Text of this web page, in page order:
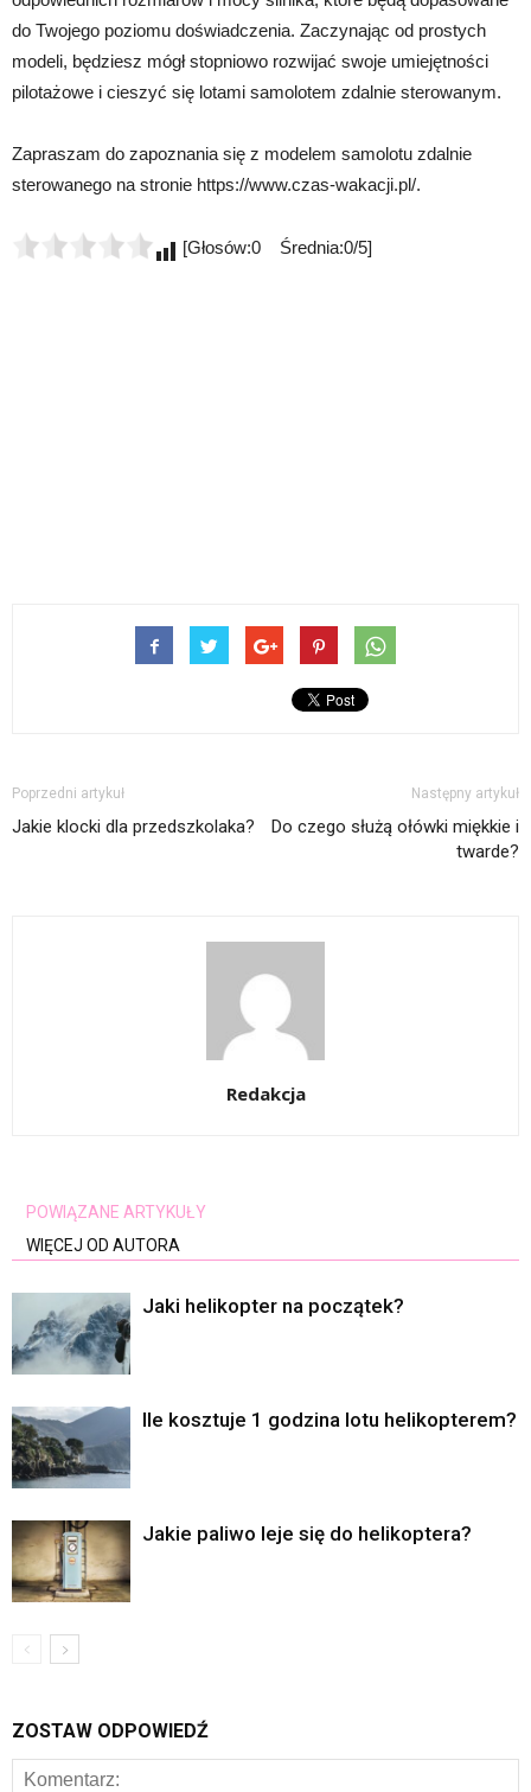
do Twojego poziomu doświadczenia. Zaczynając od prostych
modeli, będziesz mógł stopniowo rozwijać swoje umiejętności
pilotażowe i cieszyć się lotami samolotem zdalnie sterowanym.
Zapraszam do zapoznania się z modelem samolotu zdalnie
sterowanego na stronie https://www.czas-wakacji.pl/.
[Głosów:0 Średnia:0/5]
Poprzedni artykuł
Jakie klocki dla przedszkolaka?
Następny artykuł
Do czego służą ołówki miękkie i
twarde?
Redakcja
POWIĄZANE ARTYKUŁY
WIĘCEJ OD AUTORA
Jaki helikopter na początek?
Ile kosztuje 1 godzina lotu helikopterem?
Jakie paliwo leje się do helikoptera?
ZOSTAW ODPOWIEDŹ